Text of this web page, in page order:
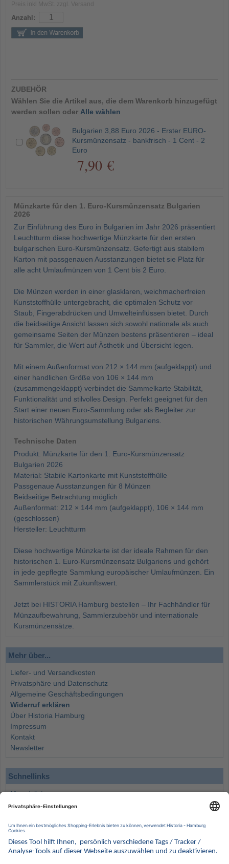
Anzahl:
ZUBEHÖR
Wählen Sie die Artikel aus, die dem Warenkorb hinzugefügt
werden sollen oder Alle wählen
Bulgarien 3,88 Euro 2026 - Erster EURO-
Kursmünzensatz - bankfrisch - 1 Cent - 2
Euro
7,90 €
Münzkarte für den 1. Euro-Kursmünzensatz Bulgarien
2026
Zur Einführung des Euro in Bulgarien im Jahr 2026 präsentiert
Leuchtturm diese hochwertige Münzkarte für den ersten
bulgarischen Euro-Kursmünzensatz. Gefertigt aus stabilem
Karton mit passgenauen Ausstanzungen bietet sie Platz für
alle acht Umlaufmünzen von 1 Cent bis 2 Euro.
Die Münzen werden in einer glasklaren, weichmacherfreien
Kunststoffhülle untergebracht, die optimalen Schutz vor
Staub, Fingerabdrücken und Umwelteinflüssen bietet. Durch
die beidseitige Ansicht lassen sich sowohl nationale als auch
gemeinsame Seiten der Münzen bestens präsentieren – ideal
für Sammler, die Wert auf Ästhetik und Übersicht legen.
Mit einem Außenformat von 212 × 144 mm (aufgeklappt) und
einer handlichen Größe von 106 × 144 mm
(zusammengeklappt) verbindet die Sammelkarte Stabilität,
Funktionalität und stilvolles Design. Perfekt geeignet für den
Start einer neuen Euro-Sammlung oder als Begleiter zur
historischen Währungsumstellung Bulgariens.
Technische Daten
Produkt: Münzkarte für den 1. Euro-Kursmünzensatz
Bulgarien 2026
Material: Stabile Kartonkarte mit Kunststoffhülle
Passgenaue Ausstanzungen für 8 Münzen
Beidseitige Betrachtung möglich
Außenformat: 212 × 144 mm (aufgeklappt), 106 × 144 mm
(geschlossen)
Hersteller: Leuchtturm
Diese hochwertige Münzkarte ist der ideale Rahmen für den
historischen 1. Euro-Kursmünzensatz Bulgariens und gehört
in jede gepflegte Sammlung europäischer Umlaufmünzen. Ein
Sammlerstück mit Zukunftswert.
Jetzt bei HISTORIA Hamburg bestellen – Ihr Fachhändler für
Münzaufbewahrung, Sammlerzubehör und internationale
Kursmünzensätze.
Mehr über...
Liefer- und Versandkosten
Privatsphäre und Datenschutz
Allgemeine Geschäftsbedingungen
Widerruf erklären
Über Historia Hamburg
Impressum
Kontakt
Newsletter
Schnellinks
Monatsliste
Angebote
Wissenswertes
Kontakt